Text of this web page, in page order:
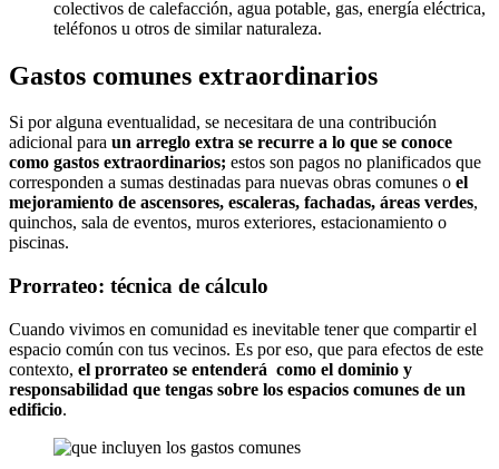
colectivos de calefacción, agua potable, gas, energía eléctrica,
teléfonos u otros de similar naturaleza.
Gastos comunes extraordinarios
Si por alguna eventualidad, se necesitara de una contribución
adicional para un arreglo extra se recurre a lo que se conoce
como gastos extraordinarios; estos son pagos no planificados que
corresponden a sumas destinadas para nuevas obras comunes o el
mejoramiento de ascensores, escaleras, fachadas, áreas verdes,
quinchos, sala de eventos, muros exteriores, estacionamiento o
piscinas.
Prorrateo: técnica de cálculo
Cuando vivimos en comunidad es inevitable tener que compartir el
espacio común con tus vecinos. Es por eso, que para efectos de este
contexto, el prorrateo se entenderá como el dominio y
responsabilidad que tengas sobre los espacios comunes de un
edificio.